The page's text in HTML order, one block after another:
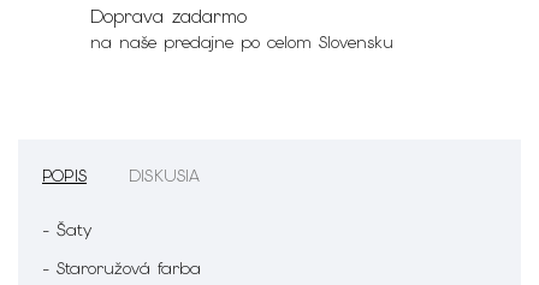
Doprava zadarmo
na naše predajne po celom Slovensku
POPIS DISKUSIA
- Šaty
- Staroružová farba